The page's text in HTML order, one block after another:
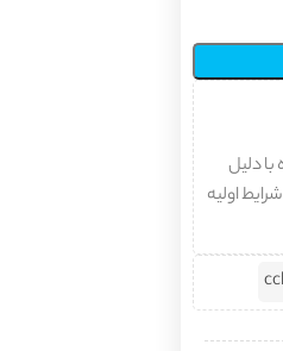
دلیل
اولیه